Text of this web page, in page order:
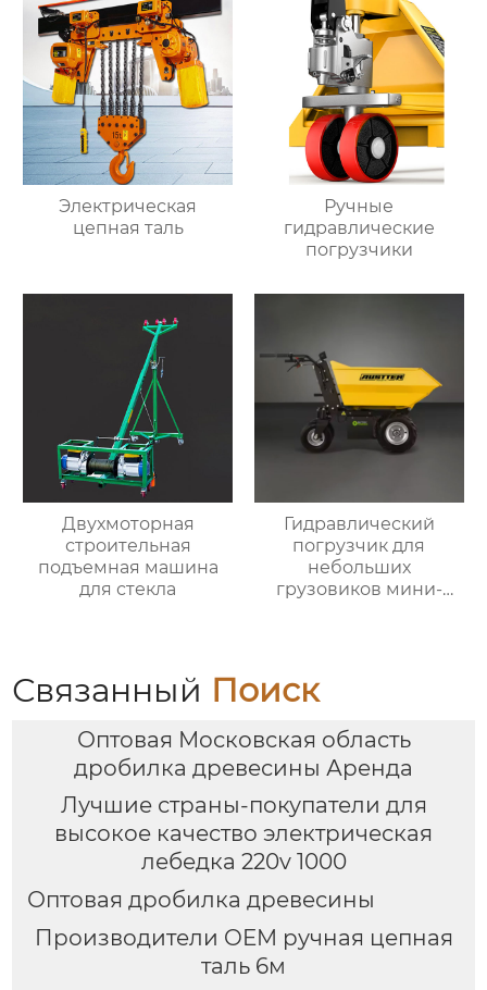
Электрическая
цепная таль
Ручные
гидравлические
погрузчики
Двухмоторная
строительная
подъемная машина
для стекла
Гидравлический
погрузчик для
небольших
грузовиков мини-
Связанный Поиск
Оптовая Московская область
дробилка древесины Аренда
Лучшие страны-покупатели для
высокое качество электрическая
лебедка 220v 1000
Оптовая дробилка древесины
Производители OEM ручная цепная
таль 6м